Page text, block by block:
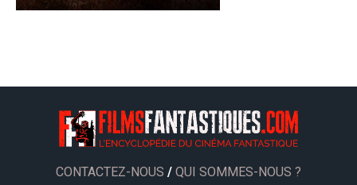
CONTACTEZ-NOUS / QUI SOMMES-NOUS ?